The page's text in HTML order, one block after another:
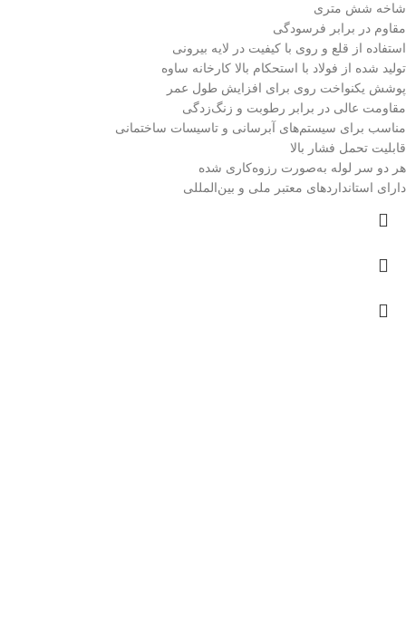
شاخه شش متری
مقاوم در برابر فرسودگی
استفاده از قلع و روی با کیفیت در لایه بیرونی
تولید شده از فولاد با استحکام بالا کارخانه ساوه
پوشش یکنواخت روی برای افزایش طول عمر
مقاومت عالی در برابر رطوبت و زنگ‌زدگی
مناسب برای سیستم‌های آبرسانی و تاسیسات ساختمانی
قابلیت تحمل فشار بالا
هر دو سر لوله به‌صورت رزوه‌کاری شده
دارای استانداردهای معتبر ملی و بین‌المللی